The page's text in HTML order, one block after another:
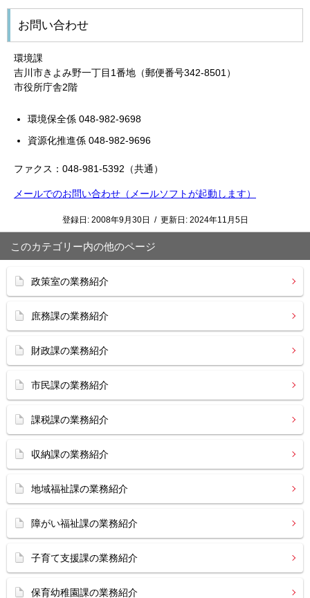
お問い合わせ
環境課
吉川市きよみ野一丁目1番地（郵便番号342-8501）
市役所庁舎2階
環境保全係 048-982-9698
資源化推進係 048-982-9696
ファクス：048-981-5392（共通）
メールでのお問い合わせ（メールソフトが起動します）
登録日: 2008年9月30日 / 更新日: 2024年11月5日
このカテゴリー内の他のページ
政策室の業務紹介
庶務課の業務紹介
財政課の業務紹介
市民課の業務紹介
課税課の業務紹介
収納課の業務紹介
地域福祉課の業務紹介
障がい福祉課の業務紹介
子育て支援課の業務紹介
保育幼稚園課の業務紹介